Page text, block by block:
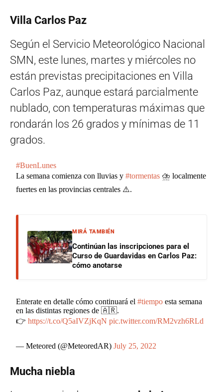
Villa Carlos Paz
Según el Servicio Meteorológico Nacional
SMN, este lunes, martes y miércoles no
están previstas precipitaciones en Villa
Carlos Paz, aunque estará parcialmente
nublado, con temperaturas máximas que
rondarán los 26 grados y mínimas de 11
grados.
#BuenLunes
La semana comienza con lluvias y#tormentas ⛈ localmente
fuertes en las provincias centrales ⚠.
MIRÁ TAMBIÉN
Continúan las inscripciones para el
Curso de Guardavidas en Carlos Paz:
cómo anotarse
Enterate en detalle cómo continuará el#tiempo esta semana
en las distintas regiones de 🇦🇷.
👉https://t.co/Q5aIVZjKqN pic.twitter.com/RM2vzh6RLd
— Meteored (@MeteoredAR)July 25, 2022
Mucha niebla